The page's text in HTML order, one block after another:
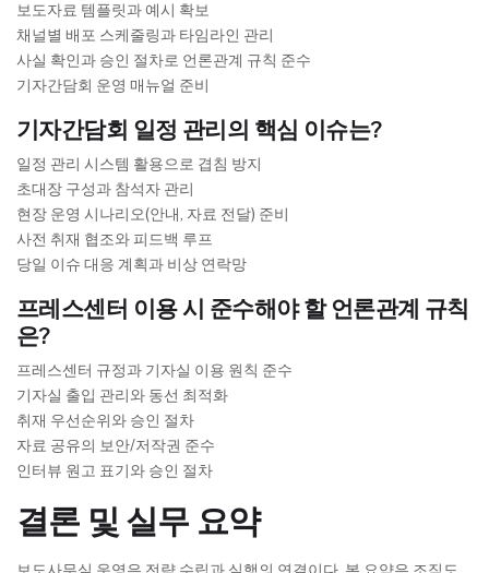
보도자료 템플릿과 예시 확보
채널별 배포 스케줄링과 타임라인 관리
사실 확인과 승인 절차로 언론관계 규칙 준수
기자간담회 운영 매뉴얼 준비
기자간담회 일정 관리의 핵심 이슈는?
일정 관리 시스템 활용으로 겹침 방지
초대장 구성과 참석자 관리
현장 운영 시나리오(안내, 자료 전달) 준비
사전 취재 협조와 피드백 루프
당일 이슈 대응 계획과 비상 연락망
프레스센터 이용 시 준수해야 할 언론관계 규칙
은?
프레스센터 규정과 기자실 이용 원칙 준수
기자실 출입 관리와 동선 최적화
취재 우선순위와 승인 절차
자료 공유의 보안/저작권 준수
인터뷰 원고 표기와 승인 절차
결론 및 실무 요약